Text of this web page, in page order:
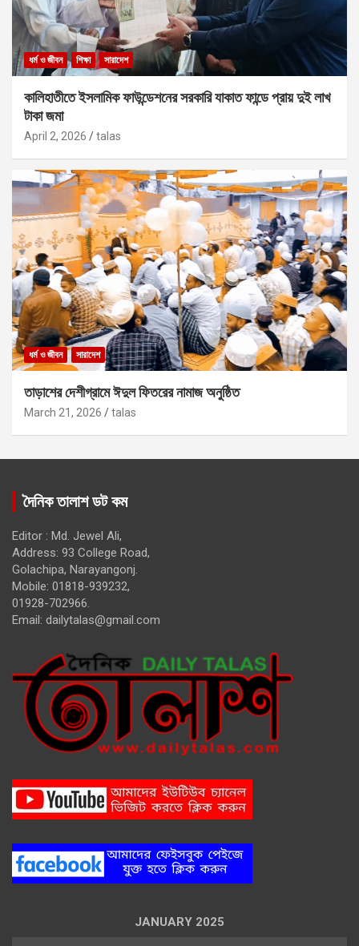
ধর্ম ও জীবন শিক্ষা সারাদেশ
কালিহাতীতে ইসলামিক ফাউন্ডেশনের সরকারি যাকাত ফান্ডে প্রায় দুই লাখ
টাকা জমা
April 2, 2026 talas
ধর্ম ও জীবন সারাদেশ
তাড়াশের দেশীগ্রামে ঈদুল ফিতরের নামাজ অনুষ্ঠিত
March 21, 2026 talas
দৈনিক তালাশ ডট কম
Editor : Md. Jewel Ali,
Address: 93 College Road,
Golachipa, Narayangonj.
Mobile: 01818-939232,
01928-702966.
Email: dailytalas@gmail.com
JANUARY 2025